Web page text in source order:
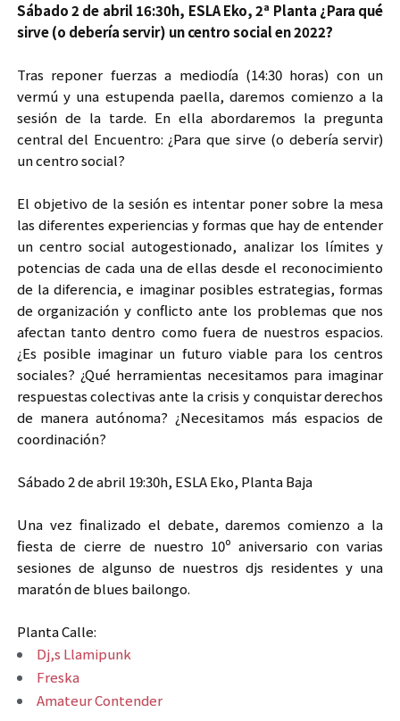
Sábado 2 de abril 16:30h, ESLA Eko, 2ª Planta ¿Para qué
sirve (o debería servir) un centro social en 2022?
Tras reponer fuerzas a mediodía (14:30 horas) con un
vermú y una estupenda paella, daremos comienzo a la
sesión de la tarde. En ella abordaremos la pregunta
central del Encuentro: ¿Para que sirve (o debería servir)
un centro social?
El objetivo de la sesión es intentar poner sobre la mesa
las diferentes experiencias y formas que hay de entender
un centro social autogestionado, analizar los límites y
potencias de cada una de ellas desde el reconocimiento
de la diferencia, e imaginar posibles estrategias, formas
de organización y conflicto ante los problemas que nos
afectan tanto dentro como fuera de nuestros espacios.
¿Es posible imaginar un futuro viable para los centros
sociales? ¿Qué herramientas necesitamos para imaginar
respuestas colectivas ante la crisis y conquistar derechos
de manera autónoma? ¿Necesitamos más espacios de
coordinación?
Sábado 2 de abril 19:30h, ESLA Eko, Planta Baja
Una vez finalizado el debate, daremos comienzo a la
fiesta de cierre de nuestro 10º aniversario con varias
sesiones de algunso de nuestros djs residentes y una
maratón de blues bailongo.
Planta Calle:
Dj,s Llamipunk
Freska
Amateur Contender